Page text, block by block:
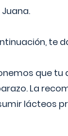
Juana.
te
que tu
La
lácteos